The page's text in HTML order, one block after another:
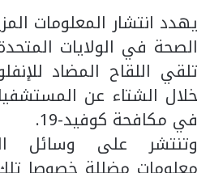
يهدد انتشار المعلومات
الصحة في الولايات
تلقي اللقاح المضاد
خلال الشتاء عن
في مكافحة كوفيد-19.
وتنتشر على وسائل